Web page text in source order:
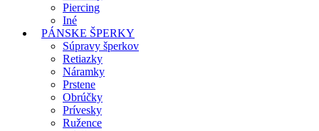
Piercing
Iné
PÁNSKE ŠPERKY
Súpravy šperkov
Retiazky
Náramky
Prstene
Obrúčky
Prívesky
Ružence